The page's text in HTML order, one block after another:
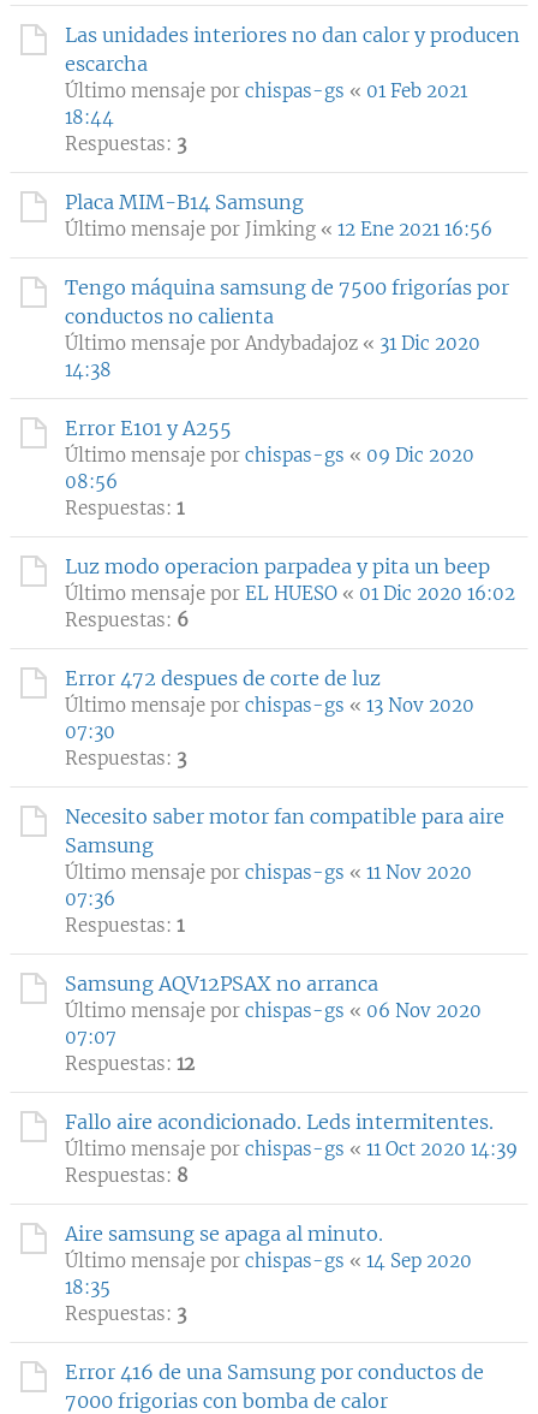
Las unidades interiores no dan calor y producen
escarcha
Último mensaje por chispas-gs « 01 Feb 2021
18:44
Respuestas: 3
Placa MIM-B14 Samsung
Último mensaje por Jimking « 12 Ene 2021 16:56
Tengo máquina samsung de 7500 frigorías por
conductos no calienta
Último mensaje por Andybadajoz « 31 Dic 2020
14:38
Error E101 y A255
Último mensaje por chispas-gs « 09 Dic 2020
08:56
Respuestas: 1
Luz modo operacion parpadea y pita un beep
Último mensaje por EL HUESO « 01 Dic 2020 16:02
Respuestas: 6
Error 472 despues de corte de luz
Último mensaje por chispas-gs « 13 Nov 2020
07:30
Respuestas: 3
Necesito saber motor fan compatible para aire
Samsung
Último mensaje por chispas-gs « 11 Nov 2020
07:36
Respuestas: 1
Samsung AQV12PSAX no arranca
Último mensaje por chispas-gs « 06 Nov 2020
07:07
Respuestas: 12
Fallo aire acondicionado. Leds intermitentes.
Último mensaje por chispas-gs « 11 Oct 2020 14:39
Respuestas: 8
Aire samsung se apaga al minuto.
Último mensaje por chispas-gs « 14 Sep 2020
18:35
Respuestas: 3
Error 416 de una Samsung por conductos de
7000 frigorias con bomba de calor